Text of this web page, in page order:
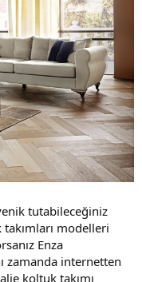
tutabileceğiniz
modelleri
Enza
zamanda internetten
koltuk takımı